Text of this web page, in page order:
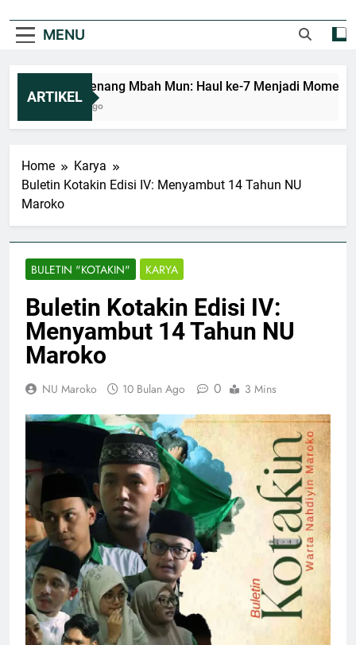
MENU
ARTIKEL
Mengenang Mbah Mun: Haul ke-7 Menjadi
1 Hari Ago
Home
Karya
Buletin Kotakin Edisi IV: Menyambut 14 Tahun NU
Maroko
BULETIN "KOTAKIN" KARYA
Buletin Kotakin Edisi IV:
Menyambut 14 Tahun NU
Maroko
NU Maroko 10 Bulan Ago 0 3 Mins